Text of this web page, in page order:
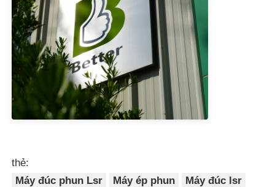
thẻ:
Máy đúc phun Lsr
Máy ép phun Máy đúc lsr